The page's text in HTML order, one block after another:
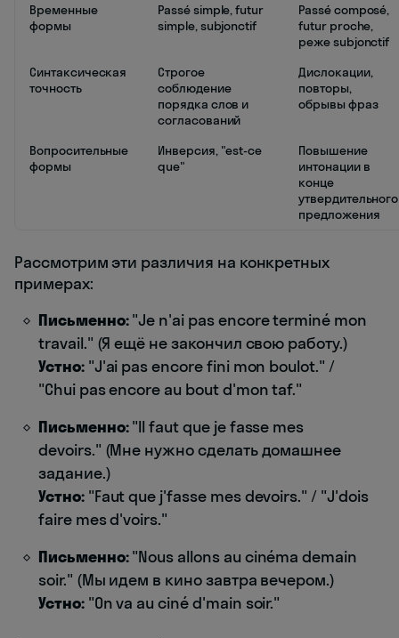
Временные
формы
Passé simple, futur
simple, subjonctif
Passé composé,
futur proche,
реже subjonctif
Синтаксическая
точность
Строгое
соблюдение
порядка слов и
согласований
Дислокации,
повторы,
обрывы фраз
Вопросительные
формы
Инверсия, "est-ce
que"
Повышение
интонации в
конце
утвердительного
предложения
Рассмотрим эти различия на конкретных
примерах:
Письменно:"Je n'ai pas encore terminé mon
travail." (Я ещё не закончил свою работу.)
Устно:"J'ai pas encore fini mon boulot." /
"Chui pas encore au bout d'mon taf."
Письменно:"Il faut que je fasse mes
devoirs." (Мне нужно сделать домашнее
задание.)
Устно:"Faut que j'fasse mes devoirs." / "J'dois
faire mes d'voirs."
Письменно:"Nous allons au cinéma demain
soir." (Мы идем в кино завтра вечером.)
Устно:"On va au ciné d'main soir."